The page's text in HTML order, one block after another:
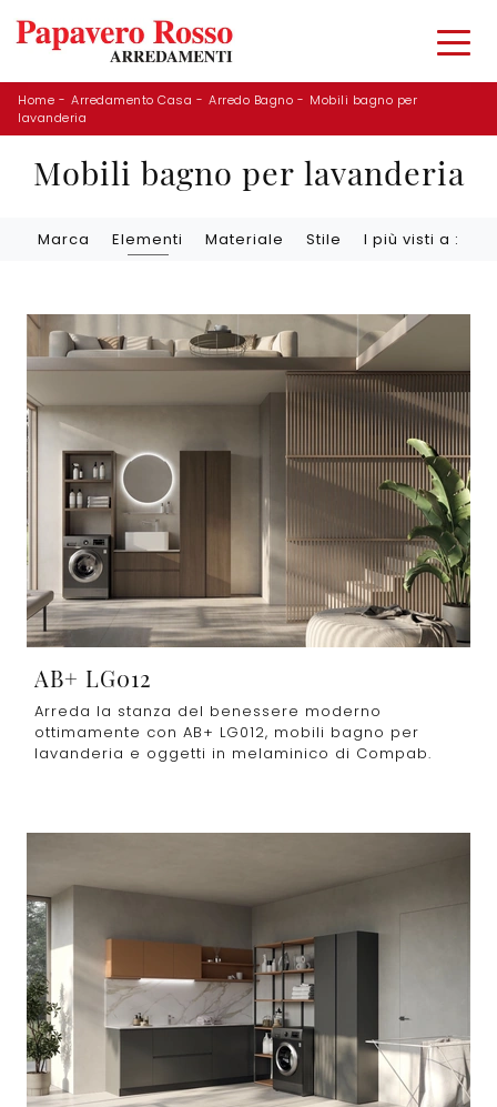
Home - Arredamento Casa - Arredo Bagno - Mobili bagno per
lavanderia
Mobili bagno per lavanderia
Marca Elementi Materiale Stile I più visti a :
AB+ LG012
Arreda la stanza del benessere moderno
ottimamente con AB+ LG012, mobili bagno per
lavanderia e oggetti in melaminico di Compab.